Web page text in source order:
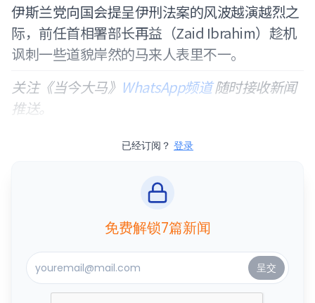
伊斯兰党向国会提呈伊刑法案的风波越演越烈之
际，前任首相署部长再益（Zaid Ibrahim）趁机
讽刺一些道貌岸然的马来人表里不一。
关注《当今大马》 WhatsApp频道随时接收新闻
推送。
已经订阅？ 登录
免费解锁7篇新闻